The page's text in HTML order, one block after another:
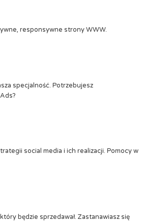
responsywne strony WWW.
specjalność. Potrzebujesz
social media i ich realizacji. Pomocy w
będzie sprzedawał. Zastanawiasz się